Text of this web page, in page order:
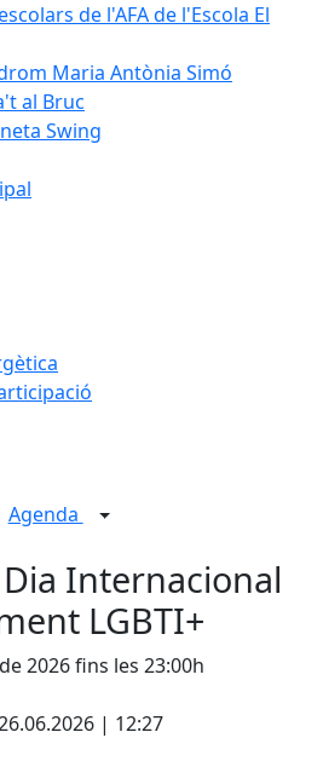
de l'AFA de l'Escola El
Maria Antònia Simó
al Bruc
Swing
Agenda
Internacional
LGBTI+
2026 fins les 23:00h
| 12:27